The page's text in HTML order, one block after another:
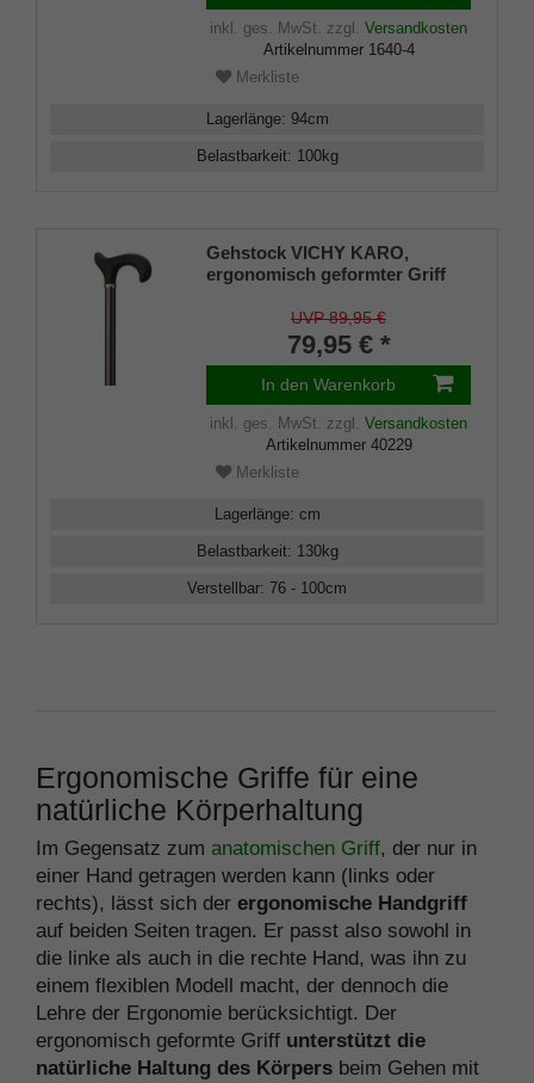
inkl. ges. MwSt. zzgl. Versandkosten
Artikelnummer 1640-4
Merkliste
Lagerlänge: 94cm
Belastbarkeit: 100kg
Gehstock VICHY KARO,
ergonomisch geformter Griff
Beschichtung, Stock
Aluminium höhenverstellbar,
inklusive Gummipuffer
UVP 89,95 €
79,95 € *
In den Warenkorb
inkl. ges. MwSt. zzgl. Versandkosten
Artikelnummer 40229
Merkliste
Lagerlänge: cm
Belastbarkeit: 130kg
Verstellbar: 76 - 100cm
Ergonomische Griffe für eine
natürliche Körperhaltung
Im Gegensatz zum anatomischen Griff, der nur in
einer Hand getragen werden kann (links oder
rechts), lässt sich der ergonomische Handgriff
auf beiden Seiten tragen. Er passt also sowohl in
die linke als auch in die rechte Hand, was ihn zu
einem flexiblen Modell macht, der dennoch die
Lehre der Ergonomie berücksichtigt. Der
ergonomisch geformte Griff unterstützt die
natürliche Haltung des Körpers beim Gehen mit